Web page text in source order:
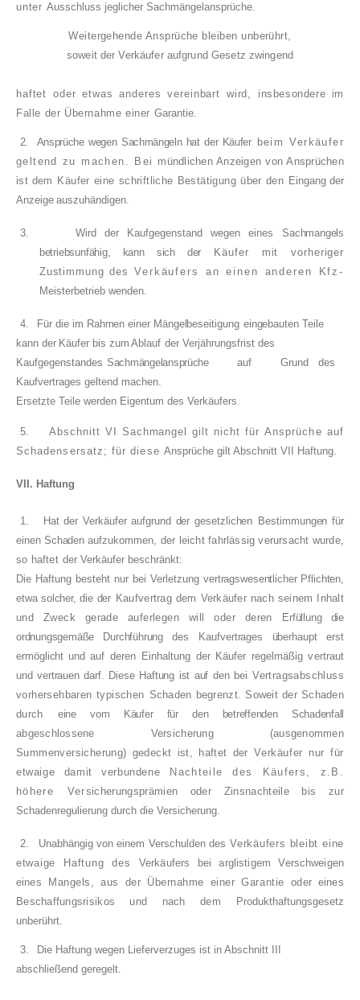
unter Ausschluss jeglicher Sachmängelansprüche.
Weitergehende Ansprüche bleiben unberührt,
soweit der Verkäufer aufgrund Gesetz zwingend
haftet oder etwas anderes vereinbart wird,
insbesondere im
Falle der Übernahme einer Garantie.
2. Ansprüche wegen Sachmängeln hat der Käufer
beim Verkäufer
geltend zu machen. Bei mündlichen Anzeigen von Ansprüchen
ist dem Käufer eine schriftliche Bestätigung über den Eingang der
Anzeige auszuhändigen.
3. Wird der Kaufgegenstand wegen eines
Sachmangels
betriebsunfähig, kann sich der
Käufer mit vorheriger
Zustimmung des
Verkäufers an einen anderen Kfz-
Meisterbetrieb wenden.
4. Für die im Rahmen einer Mängelbeseitigung eingebauten Teile
kann der Käufer bis zum Ablauf der Verjährungsfrist des
Kaufgegenstandes Sachmängelansprüche auf Grund
des
Kaufvertrages geltend machen.
Ersetzte Teile werden Eigentum des Verkäufers.
5. Abschnitt VI Sachmangel gilt nicht für Ansprüche auf
Schadensersatz; für diese Ansprüche gilt Abschnitt VII Haftung.
VII. Haftung
1. Hat der Verkäufer aufgrund der gesetzlichen Bestimmungen für
einen Schaden aufzukommen, der leicht fahrlässig verursacht wurde,
so haftet der Verkäufer beschränkt:
Die Haftung besteht nur bei Verletzung ver­tragswesentlicher Pflichten,
etwa solcher, die der Kaufvertrag dem Verkäufer nach seinem Inhalt
und Zweck gerade auferlegen will oder deren
Erfüllung die
ordnungsgemäße Durchführung des
Kaufvertrages überhaupt erst
ermöglicht und auf deren Einhaltung der Käufer regelmäßig vertraut
und vertrauen darf. Diese Haftung ist auf den bei Vertragsabschluss
vorhersehbaren typischen Schaden begrenzt. Soweit der Schaden
durch
eine vom Käufer für den betreffenden Schadenfall
abgeschlossene Versicherung (ausgenommen
Summenversicherung) gedeckt ist, haftet der Verkäufer nur für
etwaige damit verbundene
Nachteile des Käufers, z.B.
höhere Ver­sicherungsprämien oder Zinsnachteile bis zur
Schadenregulierung durch die Versicherung.
2. Unabhängig von einem Verschulden des Verkäufers bleibt eine
etwaige Haftung des
Verkäufers bei arglistigem Verschweigen
eines
Mangels, aus der Übernahme einer Garantie oder eines
Beschaffungsrisikos und nach dem
Produkthaftungsgesetz
unberührt.
3.
Die Haftung wegen Lieferverzuges ist in Ab­schnitt III
abschließend geregelt.